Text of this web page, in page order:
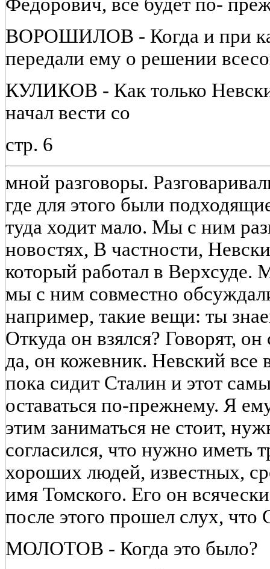
Федорович, все будет по-
ВОРОШИЛОВ - Когда и при
передали ему о решении
КУЛИКОВ - Как только
начал вести со
стр. 6
мной разговоры.
где для этого были
туда ходит мало. Мы с ним
новостях, В частности,
который работал в Верхсуде.
мы с ним совместно
например, такие вещи: ты
Откуда он взялся? Говорят,
да, он кожевник. Невский все
пока сидит Сталин и этот
оставаться по-прежнему. Я
этим заниматься не стоит,
согласился, что нужно иметь
хороших людей, известных,
имя Томского. Его он
после этого прошел слух, что
МОЛОТОВ - Когда это было?